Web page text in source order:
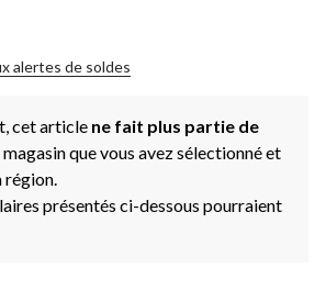
alertes de soldes
cet article ne fait plus partie de
magasin que vous avez sélectionné et
région.
présentés ci-dessous pourraient